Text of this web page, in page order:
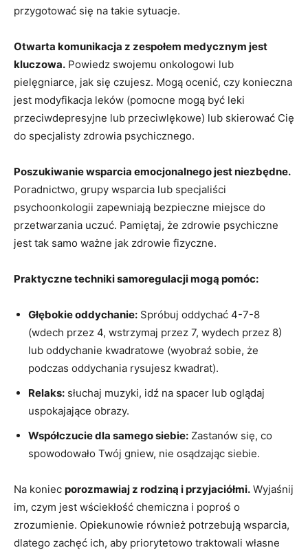
przygotować się na takie sytuacje.
Otwarta komunikacja z zespołem medycznym jest
kluczowa. Powiedz swojemu onkologowi lub
pielęgniarce, jak się czujesz. Mogą ocenić, czy konieczna
jest modyfikacja leków (pomocne mogą być leki
przeciwdepresyjne lub przeciwlękowe) lub skierować Cię
do specjalisty zdrowia psychicznego.
Poszukiwanie wsparcia emocjonalnego jest niezbędne.
Poradnictwo, grupy wsparcia lub specjaliści
psychoonkologii zapewniają bezpieczne miejsce do
przetwarzania uczuć. Pamiętaj, że zdrowie psychiczne
jest tak samo ważne jak zdrowie fizyczne.
Praktyczne techniki samoregulacji mogą pomóc:
Głębokie oddychanie: Spróbuj oddychać 4-7-8
(wdech przez 4, wstrzymaj przez 7, wydech przez 8)
lub oddychanie kwadratowe (wyobraź sobie, że
podczas oddychania rysujesz kwadrat).
Relaks: słuchaj muzyki, idź na spacer lub oglądaj
uspokajające obrazy.
Współczucie dla samego siebie: Zastanów się, co
spowodowało Twój gniew, nie osądzając siebie.
Na koniec porozmawiaj z rodziną i przyjaciółmi. Wyjaśnij
im, czym jest wściekłość chemiczna i poproś o
zrozumienie. Opiekunowie również potrzebują wsparcia,
dlatego zachęć ich, aby priorytetowo traktowali własne